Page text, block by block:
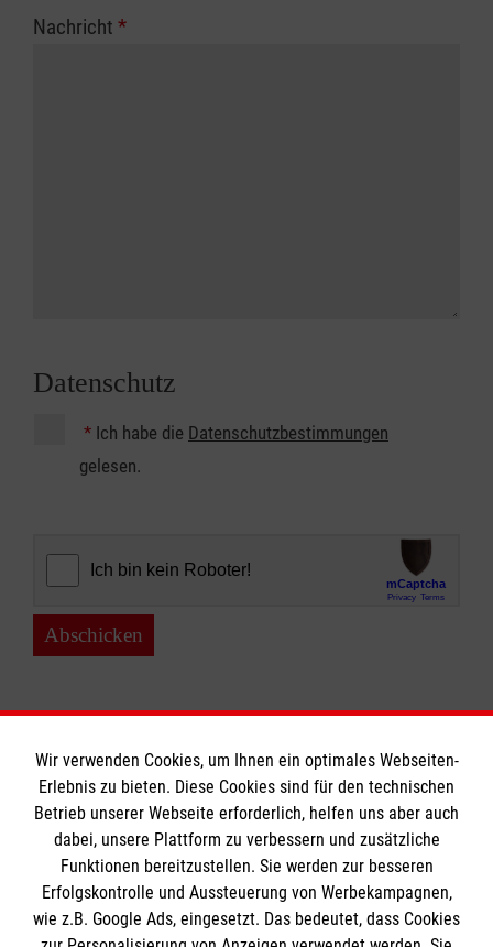
Nachricht *
Datenschutz
* Ich habe die Datenschutzbestimmungen
gelesen.
Abschicken
Informationen
Impressum
Datenschutz
Die Malteser
Wir verwenden Cookies, um Ihnen ein optimales Webseiten-
Erlebnis zu bieten. Diese Cookies sind für den technischen
Betrieb unserer Webseite erforderlich, helfen uns aber auch
dabei, unsere Plattform zu verbessern und zusätzliche
Funktionen bereitzustellen. Sie werden zur besseren
Erfolgskontrolle und Aussteuerung von Werbekampagnen,
wie z.B. Google Ads, eingesetzt. Das bedeutet, dass Cookies